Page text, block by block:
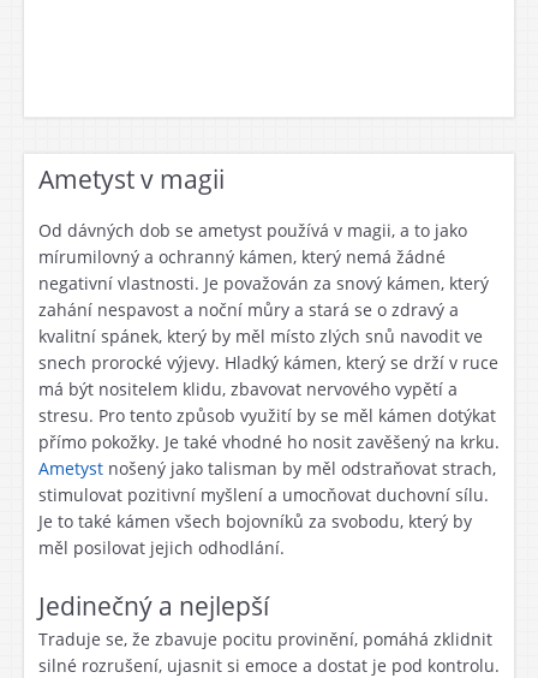
Ametyst v magii
Od dávných dob se ametyst používá v magii, a to jako
mírumilovný a ochranný kámen, který nemá žádné
negativní vlastnosti. Je považován za snový kámen, který
zahání nespavost a noční můry a stará se o zdravý a
kvalitní spánek, který by měl místo zlých snů navodit ve
snech prorocké výjevy. Hladký kámen, který se drží v ruce
má být nositelem klidu, zbavovat nervového vypětí a
stresu. Pro tento způsob využití by se měl kámen dotýkat
přímo pokožky. Je také vhodné ho nosit zavěšený na krku.
Ametyst nošený jako talisman by měl odstraňovat strach,
stimulovat pozitivní myšlení a umocňovat duchovní sílu.
Je to také kámen všech bojovníků za svobodu, který by
měl posilovat jejich odhodlání.
Jedinečný a nejlepší
Traduje se, že zbavuje pocitu provinění, pomáhá zklidnit
silné rozrušení, ujasnit si emoce a dostat je pod kontrolu.